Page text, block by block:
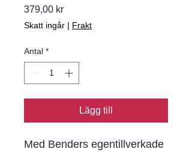
379,00 krPris
Skatt ingår | Frakt
Antal *
Lägg till
Med Benders egentillverkade